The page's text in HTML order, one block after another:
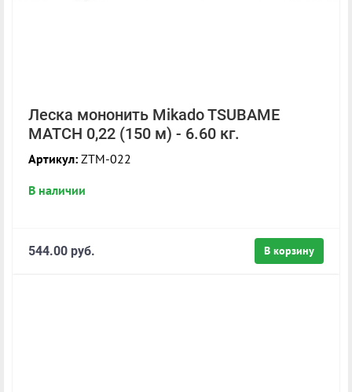
Леска мононить Mikado TSUBAME
MATCH 0,22 (150 м) - 6.60 кг.
Артикул: ZTM-022
В наличии
В корзину
544.00 руб.